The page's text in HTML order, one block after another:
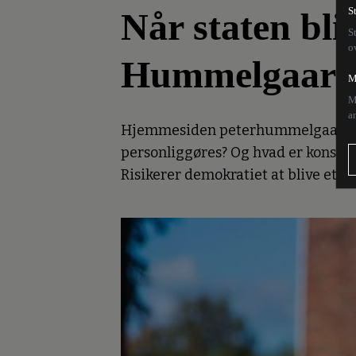
Når staten
Hummelgaard
Hjemmesiden
personliggøres? Og hvad er
Risikerer demokratiet at blive et